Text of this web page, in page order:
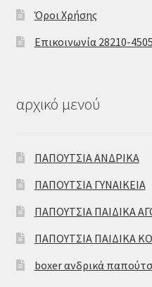
Όροι Χρήσης
Επικοινωνία 28210-
αρχικό μενού
ΠΑΠΟΥΤΣΙΑ ΑΝΔΡΙΚΑ
ΠΑΠΟΥΤΣΙΑ ΓΥΝΑΙΚΕΙΑ
ΠΑΠΟΥΤΣΙΑ ΠΑΙΔΙΚΑ
ΠΑΠΟΥΤΣΙΑ ΠΑΙΔΙΚΑ
boxer ανδρικά